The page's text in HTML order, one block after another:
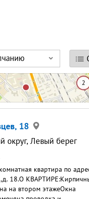
18
округ, Левый берег
квартира по
,д. 18.О
на втором этажеОкна